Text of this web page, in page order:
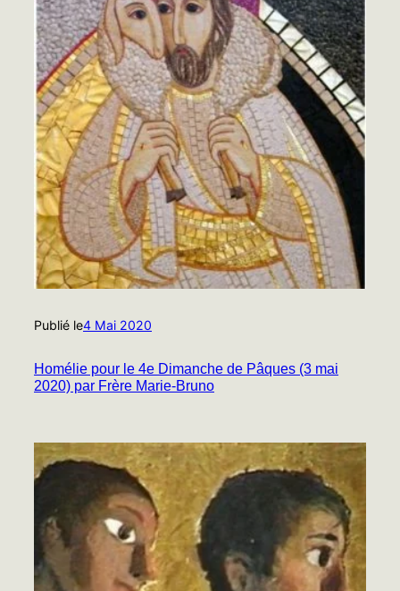
Publié le4 Mai 2020
Homélie pour le 4e Dimanche de Pâques (3 mai
2020) par Frère Marie-Bruno